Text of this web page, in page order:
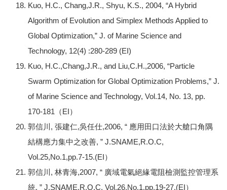
Kuo, H.C., Chang,J.R., Shyu, K.S., 2004, “A Hybrid
Algorithm of Evolution and Simplex Methods Applied to
Global Optimization,” J. of Marine Science and
Technology, 12(4) :280-289 (EI)
Kuo, H.C.,Chang,J.R., and Liu,C.H.,2006, “Particle
Swarm Optimization for Global Optimization Problems,” J.
of Marine Science and Technology, Vol.14, No. 13, pp.
170-181（EI）
郭信川, 張建仁,吳任仕,2006, “ 應用田口法於大艙口角隅
結構應力集中之改善, ” J.SNAME,R.O.C,
Vol.25,No.1,pp.7-15.(EI）
郭信川, 林青海,2007, “ 廣域電氣絕緣電阻檢測監控管理系
統, ” J.SNAME,R.O.C, Vol.26,No.1,pp.19-27.(EI）